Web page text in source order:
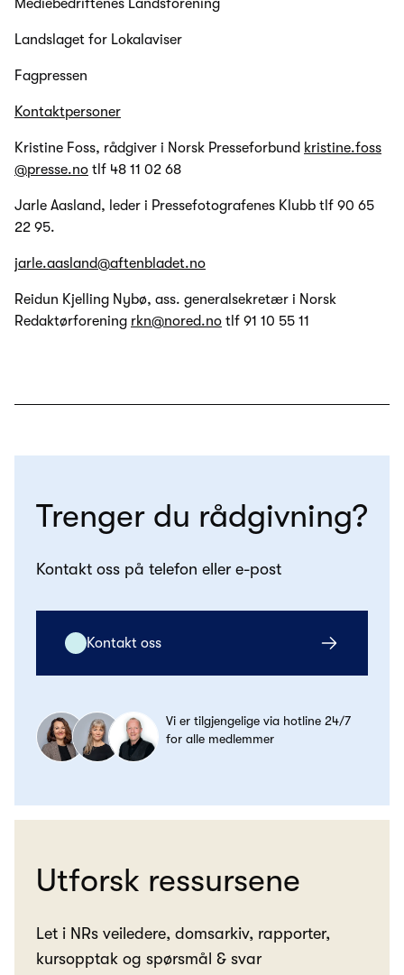
Mediebedriftenes Landsforening
Landslaget for Lokalaviser
Fagpressen
Kontaktpersoner
Kristine Foss, rådgiver i Norsk Presseforbund kristine.foss
@presse.no tlf 48 11 02 68
Jarle Aasland, leder i Pressefotografenes Klubb tlf 90 65
22 95.
jarle.aasland@aftenbladet.no
Reidun Kjelling Nybø, ass. generalsekretær i Norsk
Redaktørforening rkn@nored.no tlf 91 10 55 11
Trenger du rådgivning?
Kontakt oss på telefon eller e-post
Kontakt oss
Vi er tilgjengelige via hotline 24/7
for alle medlemmer
Utforsk ressursene
Let i NRs veiledere, domsarkiv, rapporter,
kursopptak og spørsmål & svar